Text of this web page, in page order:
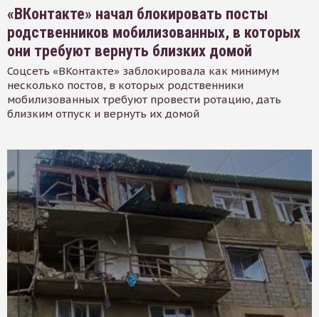
«ВКонтакте» начал блокировать посты
родственников мобилизованных, в которых
они требуют вернуть близких домой
Соцсеть «ВКонтакте» заблокировала как минимум
несколько постов, в которых родственники
мобилизованных требуют провести ротацию, дать
близким отпуск и вернуть их домой